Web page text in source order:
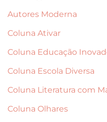
Autores Moderna
Coluna Ativar
Coluna Educação
Coluna Escola Diversa
Coluna Literatura com
Coluna Olhares